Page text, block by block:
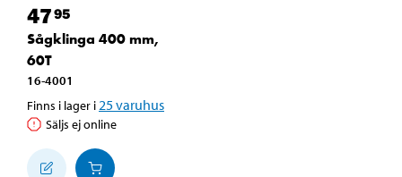
4795
Sågklinga 400 mm,
60T
16-4001
Finns i lager i 25varuhus
Säljs ej online